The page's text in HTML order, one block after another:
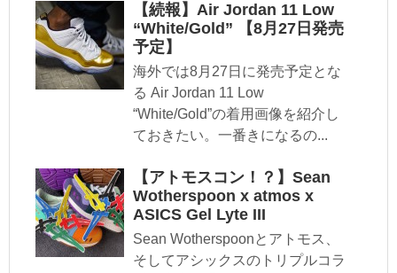
【続報】Air Jordan 11 Low
“White/Gold” 【8月27日発売
予定】
海外では8月27日に発売予定とな
る Air Jordan 11 Low
“White/Gold”の着用画像を紹介し
ておきたい。一番きになるの...
【アトモスコン！？】Sean
Wotherspoon x atmos x
ASICS Gel Lyte III
Sean Wotherspoonとアトモス、
そしてアシックスのトリプルコラ